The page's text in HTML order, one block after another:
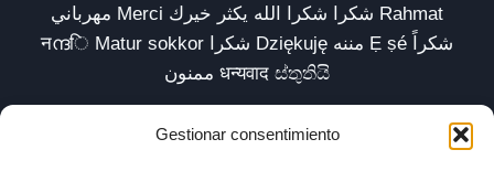
Gestionar consentimiento
مهرباني Merci شكرا شكرا الله يكثر خيرك Rahmat
नന്ദि Matur sokkor شكرا Dziękuję مننه Ẹ ṣé شكراً
ممنون धन्यवाद ස්තුතියි